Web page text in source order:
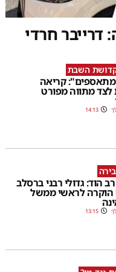
חרדי
השבת
מתאספים": קריאה
לצד מתווה מפורט
14:13
הוד: גדולי רבני ברסלב
הוקרה לראשי ממשל
13:15